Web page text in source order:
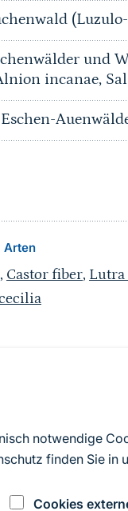
notwendige
finden Sie in
Cookies
und
incanae,
Arten
, Castor fiber,
EU
Schutzgründen